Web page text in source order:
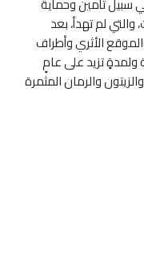
والتي لم تهدأ، بعد
الأثري وأطراف
ولمدةٍ تزيد على عامٍ
والرمان المثمرة